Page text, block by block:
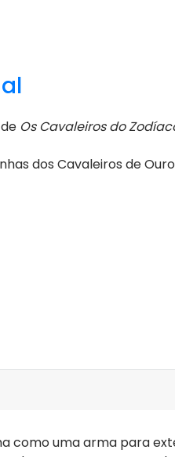
Os Cavaleiros do
dos Cavaleiros de
como uma arma para